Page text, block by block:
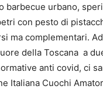
barbecue urbano,
con pesto di
ma complementari.
della Toscana a
anti covid, ci
Italiana Cuochi